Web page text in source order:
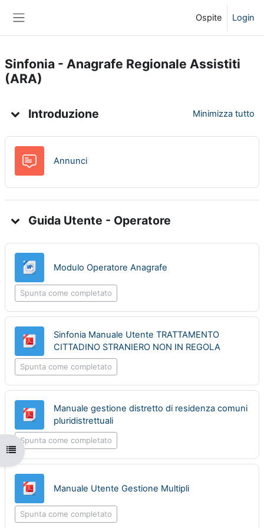
Ospite Login
Apri indice del corso
Sinfonia - Anagrafe Regionale Assistiti
(ARA)
Introduzione Minimizza tutto
AnnunciForum
Guida Utente - Operatore
Modulo Operatore Anagrafe
Spunta come completato
Sinfonia Manuale Utente TRATTAMENTO
CITTADINO STRANIERO NON IN REGOLA
Spunta come completato
Manuale gestione distretto di residenza comuni
pluridistrettualiFile
Spunta come completato
Manuale Utente Gestione MultipliFile
Spunta come completato